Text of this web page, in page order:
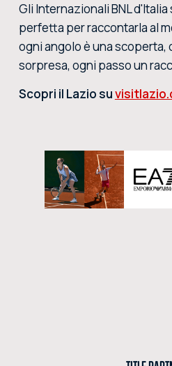
Gli Internazionali BNL
perfetta per raccontarla al
ogni angolo è una scoperta,
sorpresa, ogni passo un
Scopri il Lazio su